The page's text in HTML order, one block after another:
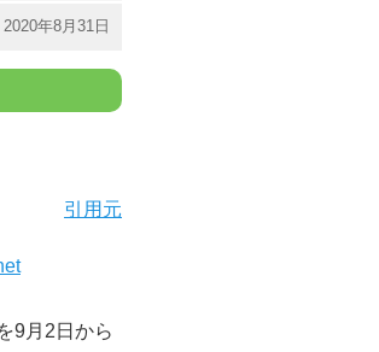
年8月31日
引用元
9月2日から